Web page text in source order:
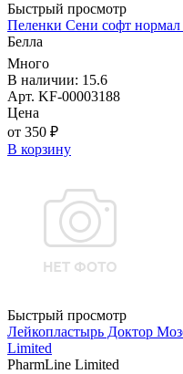
Быстрый просмотр
Пеленки Сени софт
Белла
Много
В наличии: 15.6
Арт. KF-00003188
Цена
от 350 ₽
В корзину
Быстрый просмотр
Лейкопластырь Доктор
Limited
PharmLine Limited